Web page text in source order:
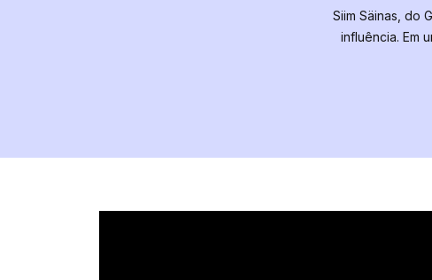
Siim Säinas, do
influência. Em